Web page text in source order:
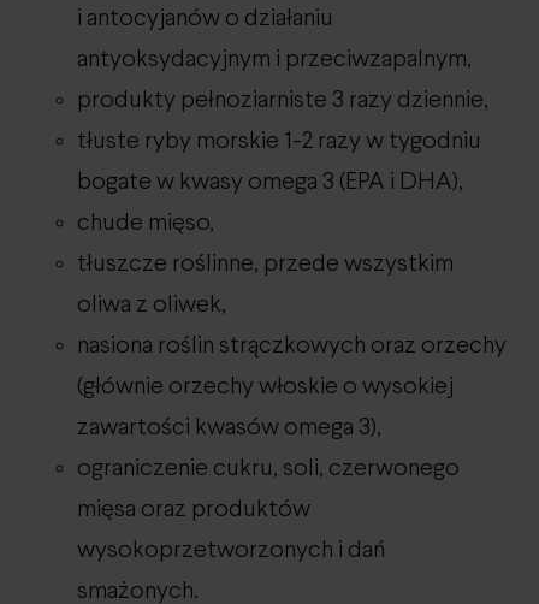
i antocyjanów o działaniu
antyoksydacyjnym i przeciwzapalnym,
produkty pełnoziarniste 3 razy dziennie,
tłuste ryby morskie 1-2 razy w tygodniu
bogate w kwasy omega 3 (EPA i DHA),
chude mięso,
tłuszcze roślinne, przede wszystkim
oliwa z oliwek,
nasiona roślin strączkowych oraz orzechy
(głównie orzechy włoskie o wysokiej
zawartości kwasów omega 3),
ograniczenie cukru, soli, czerwonego
mięsa oraz produktów
wysokoprzetworzonych i dań
smażonych.